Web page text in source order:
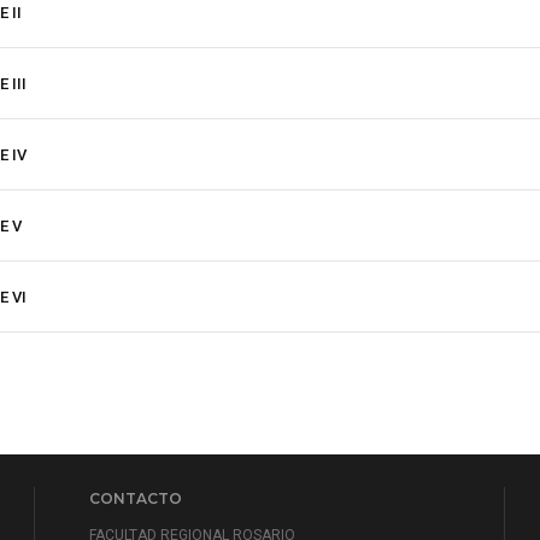
II
III
IV
V
VI
CONTACTO
FACULTAD REGIONAL ROSARIO